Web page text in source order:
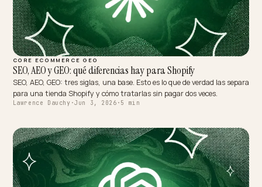
AI SEARCH RECOVERY
GEO for Holistic and Alternative Health Ecommerce
AI search is cautious with health products, rewarding
compliant, expert-backed content. Here is how holistic health
get indexed and cited.
Lawrence Dauchy ·Jun 3, 2026·4 min